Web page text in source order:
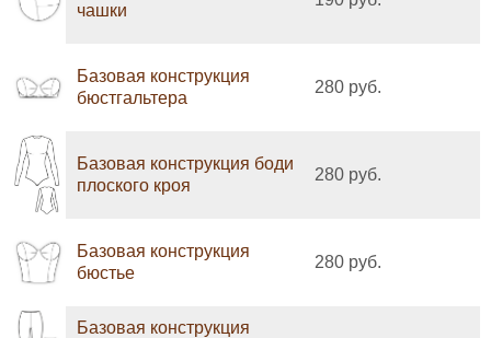
чашки
Базовая конструкция
бюстгальтера
280 руб.
Базовая конструкция боди
плоского кроя
280 руб.
Базовая конструкция
бюстье
280 руб.
Базовая конструкция